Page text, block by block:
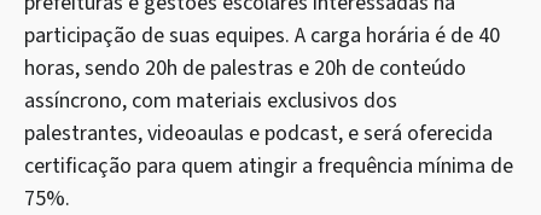
participação de suas equipes. A carga horária é de 40
horas, sendo 20h de palestras e 20h de conteúdo
assíncrono, com materiais exclusivos dos
palestrantes, videoaulas e podcast, e será oferecida
certificação para quem atingir a frequência mínima de
75%.